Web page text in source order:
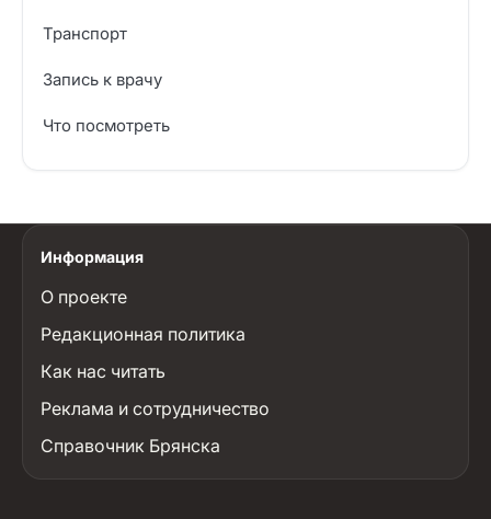
Транспорт
Запись к врачу
Что посмотреть
Информация
О проекте
Редакционная политика
Как нас читать
Реклама и сотрудничество
Справочник Брянска